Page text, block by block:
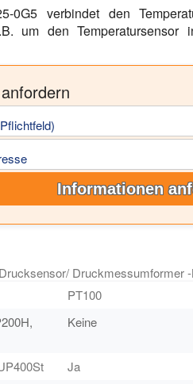
0G5 verbindet den
um den
Informationen
Drucksensor/ Druckmessumformer
PT100
Keine
Ja